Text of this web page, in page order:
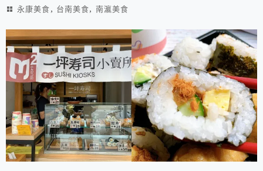
永康美食 , 台南美食, 南瀛美食